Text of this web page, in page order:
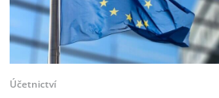
Účetnictví